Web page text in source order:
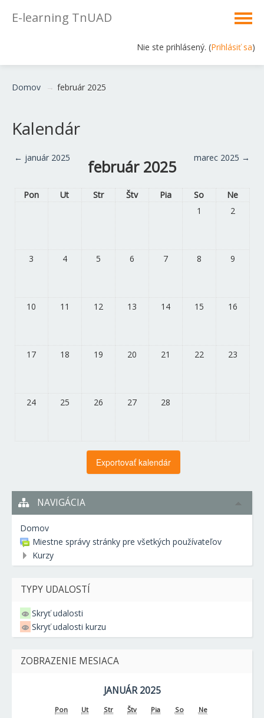
E-learning TnUAD
Nie ste prihlásený. (Prihlásiť sa)
Domov → február 2025
Kalendár
← január 2025 február 2025 marec 2025 →
Pon Ut Str Štv Pia So
Ne
1
2
3 4 5 6 7 8 9
10 11 12 13 14 15 16
17 18 19 20 21 22 23
24 25 26 27 28
NAVIGÁCIA
Domov
Miestne správy stránky pre všetkých používateľov
Kurzy
TYPY UDALOSTÍ
Skryť udalosti
Skryť udalosti kurzu
ZOBRAZENIE MESIACA
JANUÁR 2025
Pon Ut Str Štv Pia So
Ne